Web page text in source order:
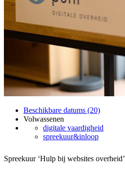
Beschikbare datums (20)
Volwassenen
digitale vaardigheid
spreekuur&inloop
Spreekuur ‘Hulp bij websites overheid’